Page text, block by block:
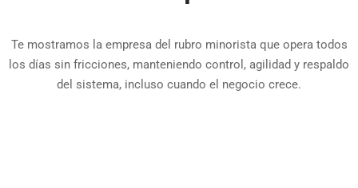
Te mostramos la empresa del rubro minorista que opera todos
los días sin fricciones, manteniendo control, agilidad y respaldo
del sistema, incluso cuando el negocio crece.